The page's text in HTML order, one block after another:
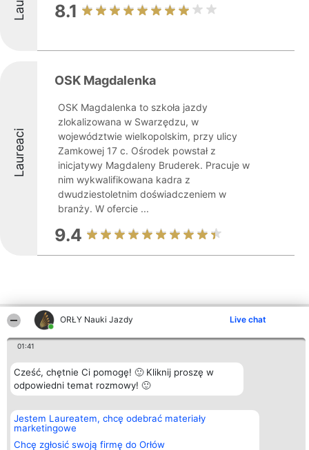
ORŁY Nauki Jazdy Live chat
01:41
Cześć, chętnie Ci pomogę! 🙂 Kliknij proszę w
odpowiedni temat rozmowy! 🙂
Jestem Laureatem, chcę odebrać materiały
marketingowe
Chcę zgłosić swoją firmę do Orłów
8.1
Laureaci
OSK Magdalenka
OSK Magdalenka to szkoła jazdy
zlokalizowana w Swarzędzu, w
województwie wielkopolskim, przy ulicy
Zamkowej 17 c. Ośrodek powstał z
inicjatywy Magdaleny Bruderek. Pracuje w
nim wykwalifikowana kadra z
dwudziestoletnim doświadczeniem w
branży. W ofercie ...
9.4
Inne firmy z województwa
Organizator plebiscytu
Bright Side Solutions sp. z o.
o. sp. k.
Wrocław 50-079
KRS 0000749100 | Regon
381313360 | NIP 8943132676
+48 508 492 400
Plebiscyt
Laureaci
Lista
Laureatów
Zasady
Polityka
Kontakt